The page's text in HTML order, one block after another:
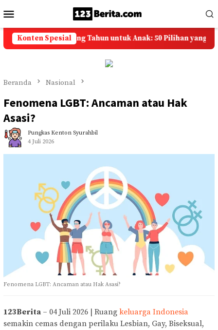
ke
kontenMobile
Konten Spesial
Selamat Ulang Tahun untuk Anak: 50 Pilihan yang Penuh
Beranda Nasional
Fenomena LGBT: Ancaman atau Hak
Asasi?
Pungkas Kenton Syurahbil
4 Juli 2026
Fenomena LGBT: Ancaman atau Hak Asasi?
123Berita – 04 Juli 2026 | Ruang keluarga Indonesia
semakin cemas dengan perilaku Lesbian, Gay, Biseksual,